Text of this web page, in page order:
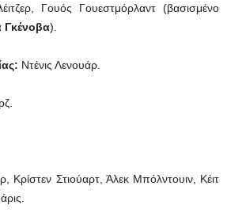
Γουός Γουεστμόρλαντ (βασισμένο
Γκένοβα).
Ντένις Λενουάρ.
Κρίστεν Στιούαρτ, Άλεκ Μπόλντουιν, Κέιτ